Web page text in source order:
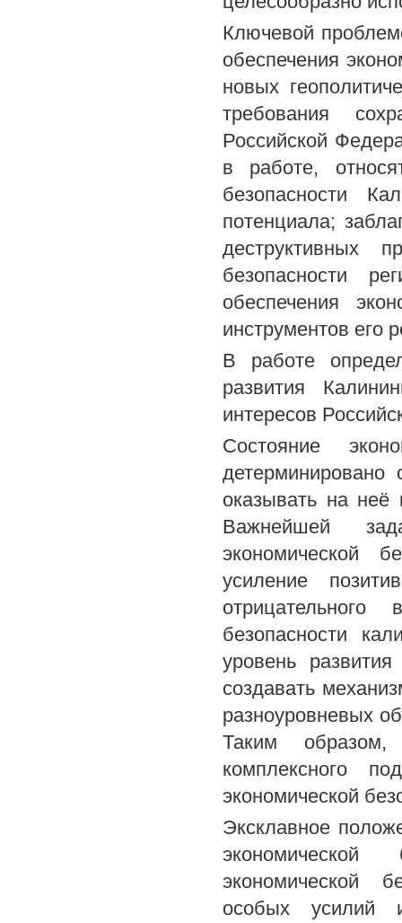
Ключевой
обеспечения
новых
требования
Российской
в работе,
безопасности
потенциала;
деструктивных
безопасности
обеспечения
инструментов его
В работе
развития
интересов
Состояние
детерминировано
оказывать на неё
Важнейшей
экономической
усиление
отрицательного
безопасности
уровень
создавать
разноуровневых
Таким образом,
комплексного
экономической
Эксклавное
экономической
экономической
особых усилий